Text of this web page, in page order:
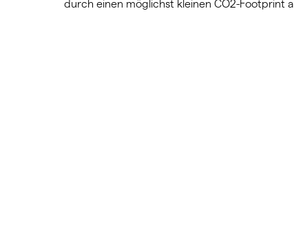
durch einen möglichst kleinen CO2-Footprint